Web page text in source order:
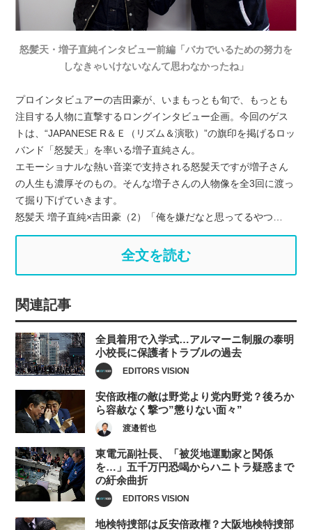
怒髪天・増子直純インタビュー前編「バカでいるための努力を
しなきゃいけないなんて思わなかったね」
プロインタビュアーの吉田豪が、いまもっとも旬で、もっとも
注目する人物に直撃するロングインタビュー企画。今回のゲス
トは、“JAPANESE R＆Ｅ（リズム＆演歌）”の旗印を掲げるロッ
バンド「怒髪天」を率いる増子直純さん。
エモーショナルな熱い音楽で支持される怒髪天ですが増子さん
の人生も濃厚そのもの。そんな増子さんの人物像を全3回に渡っ
て掘り下げていきます。
怒髪天 増子直純×吉田豪（2）「俺を嫌だなと思ってるやつ…
全文を読む
関連記事
全員着用で入学式…アルマーニ制服の泰明
小校長に保護者トラブルの過去
EDITORS VISION
安倍政権の敵は野党より党内野党？後ろか
ら容赦なく撃つ”懲りない面々”
渡邉哲也
東電元副社長、「被災地運動家と関係
を…」五千万円恐喝からハニトラ疑惑まで
の紆余曲折
EDITORS VISION
地検特捜部は反安倍政権？大阪地検特捜部